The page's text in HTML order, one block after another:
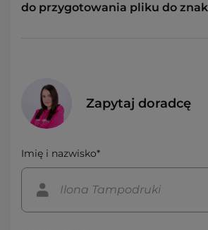
do przygotowania pliku do
Zapytaj doradcę
Imię i nazwisko*